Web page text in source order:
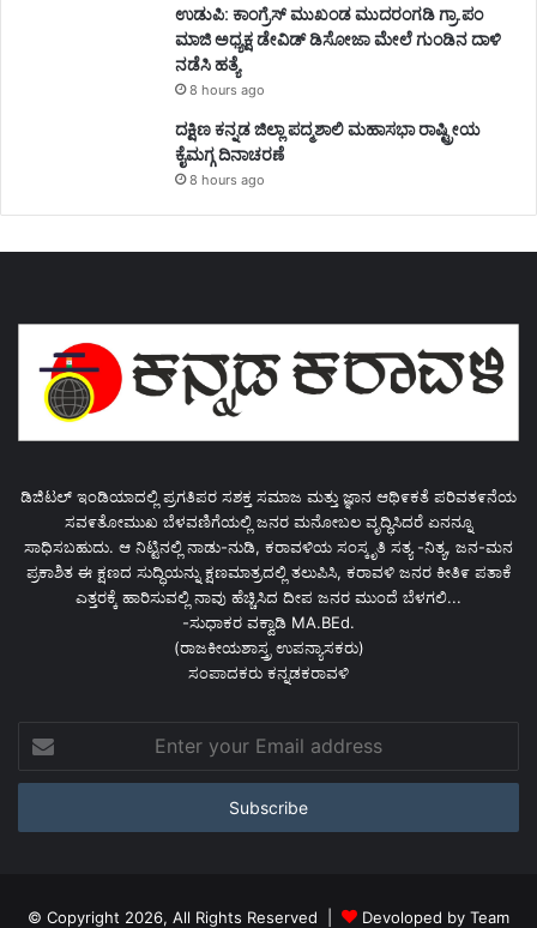
ಉಡುಪಿ: ಕಾಂಗ್ರೆಸ್‌ ಮುಖಂಡ ಮುದರಂಗಡಿ ಗ್ರಾ.ಪಂ
ಮಾಜಿ ಅಧ್ಯಕ್ಷ ಡೇವಿಡ್‌ ಡಿಸೋಜಾ ಮೇಲೆ ಗುಂಡಿನ ದಾಳಿ
ನಡೆಸಿ ಹತ್ಯೆ
8 hours ago
ದಕ್ಷಿಣ ಕನ್ನಡ ಜಿಲ್ಲಾ ಪದ್ಮಶಾಲಿ ಮಹಾಸಭಾ ರಾಷ್ಟ್ರೀಯ
ಕೈಮಗ್ಗ ದಿನಾಚರಣೆ
8 hours ago
ಡಿಜಿಟಲ್ ಇಂಡಿಯಾದಲ್ಲಿ ಪ್ರಗತಿಪರ ಸಶಕ್ತ ಸಮಾಜ ಮತ್ತು ಜ್ಞಾನ ಆಥಿ೯ಕತೆ ಪರಿವತ೯ನೆಯ
ಸವ೯ತೋಮುಖ ಬೆಳವಣಿಗೆಯಲ್ಲಿ ಜನರ ಮನೋಬಲ ವೃದ್ಧಿಸಿದರೆ ಏನನ್ನೂ
ಸಾಧಿಸಬಹುದು. ಆ ನಿಟ್ಟಿನಲ್ಲಿ ನಾಡು-ನುಡಿ, ಕರಾವಳಿಯ ಸಂಸ್ಕೃತಿ ಸತ್ಯ -ನಿತ್ಯ, ಜನ-ಮನ
ಪ್ರಕಾಶಿತ ಈ ಕ್ಷಣದ ಸುದ್ಧಿಯನ್ನು ಕ್ಷಣಮಾತ್ರದಲ್ಲಿ ತಲುಪಿಸಿ, ಕರಾವಳಿ ಜನರ ಕೀತಿ೯ ಪತಾಕೆ
ಎತ್ತರಕ್ಕೆ ಹಾರಿಸುವಲ್ಲಿ ನಾವು ಹೆಚ್ಚಿಸಿದ ದೀಪ ಜನರ ಮುಂದೆ ಬೆಳಗಲಿ...
-ಸುಧಾಕರ ವಕ್ವಾಡಿ MA.BEd.
(ರಾಜಕೀಯಶಾಸ್ತ್ರ ಉಪನ್ಯಾಸಕರು)
ಸಂಪಾದಕರು ಕನ್ನಡಕರಾವಳಿ
your
Email
© Copyright 2026, All Rights Reserved | Devoloped by Team